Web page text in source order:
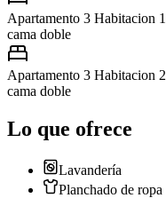
Apartamento 3 Habitacion 1
cama doble
Apartamento 3 Habitacion 2
cama doble
Lo que ofrece
Lavandería
Planchado de ropa